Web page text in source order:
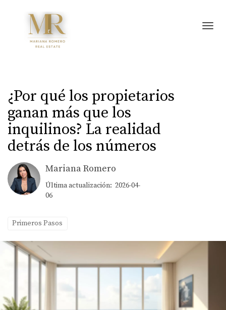
¿Por qué los propietarios
ganan más que los
inquilinos? La realidad
detrás de los números
Mariana Romero
Última actualización: 2026-04-
06
Primeros Pasos